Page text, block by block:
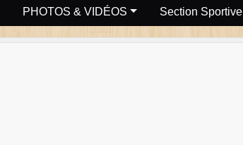
PHOTOS & VIDÉOS Section Sportive